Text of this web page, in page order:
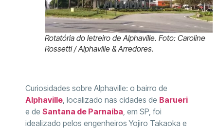
Rotatória do letreiro de Alphaville. Foto: Caroline
Rossetti / Alphaville & Arredores.
Curiosidades sobre Alphaville: o bairro de
Alphaville, localizado nas cidades de Barueri
e de Santana de Parnaíba, em SP, foi
idealizado pelos engenheiros Yojiro Takaoka e